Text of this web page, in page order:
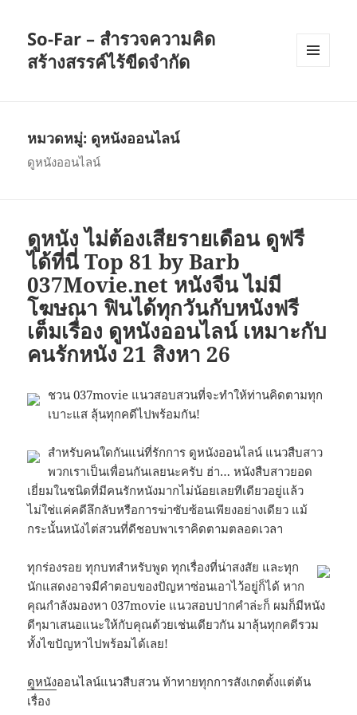
So-Far – สำรวจความคิด
สร้างสรรค์ไร้ขีดจำกัด
หมวดหมู่: ดูหนังออนไลน์
ดูหนังออนไลน์
ดูหนัง ไม่ต้องเสียรายเดือน ดูฟรี
ได้ที่นี่ Top 81 by Barb
037Movie.net หนังจีน ไม่มี
โฆษณา ฟินได้ทุกวันกับหนังฟรี
เต็มเรื่อง ดูหนังออนไลน์ เหมาะกับ
คนรักหนัง 21 สิงหา 26
ชวน 037movie แนวสอบสวนที่จะทำให้ท่านคิดตามทุก
เบาะแส ลุ้นทุกคดีไปพร้อมกัน!
สำหรับคนใดกันแน่ที่รักการ ดูหนังออนไลน์ แนวสืบสาว
พวกเราเป็นเพื่อนกันเลยนะครับ ฮ่า… หนังสืบสาวยอด
เยี่ยมในชนิดที่มีคนรักหนังมากไม่น้อยเลยทีเดียวอยู่แล้ว
ไม่ใช่แค่คดีลึกลับหรือการฆ่าซับซ้อนเพียงอย่างเดียว แม้
กระนั้นหนังไต่สวนที่ดีชอบพาเราคิดตามตลอดเวลา
ทุกร่องรอย ทุกบทสำหรับพูด ทุกเรื่องที่น่าสงสัย และทุก
นักแสดงอาจมีคำตอบของปัญหาซ่อนเอาไว้อยู่ก็ได้ หาก
คุณกำลังมองหา 037movie แนวสอบปากคำล่ะก็ ผมก็มีหนัง
ดีๆมาเสนอแนะให้กับคุณด้วยเช่นเดียวกัน มาลุ้นทุกคดีรวม
ทั้งไขปัญหาไปพร้อมได้เลย!
ดูหนังออนไลน์แนวสืบสวน ท้าทายทุกการสังเกตตั้งแต่ต้น
เรื่อง